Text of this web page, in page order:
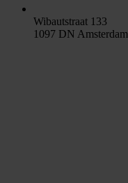
Wibautstraat 133
1097 DN Amsterdam